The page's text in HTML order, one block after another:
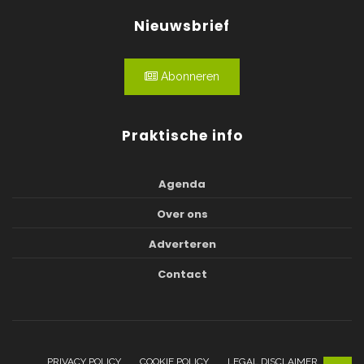
Nieuwsbrief
Abonneren
Praktische info
Agenda
Over ons
Adverteren
Contact